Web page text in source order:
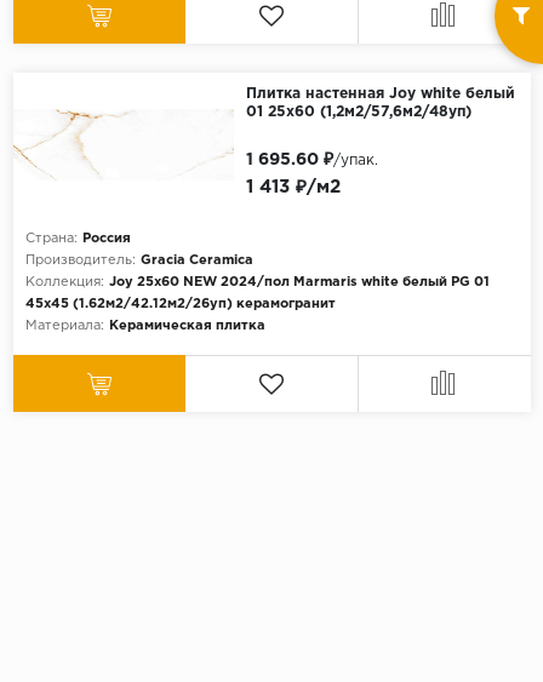
Плитка настенная Joy white белый
01 25х60 (1,2м2/57,6м2/48уп)
Страна:
Россия
Производитель: Gracia Ceramica
Коллекция: Joy 25х60 NEW 2024/пол Marmaris white белый PG 01
45x45 (1.62м2/42.12м2/26уп) керамогранит
Материала:
Керамическая плитка
1 413 ₽/м2
1 695.60 ₽/упак.